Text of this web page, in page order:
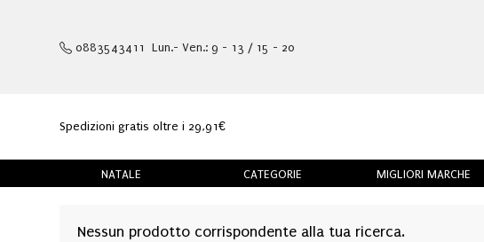
0883543411 Lun.- Ven.: 9 - 13 / 15 - 20
Spedizioni gratis oltre i 29,91€
NATALE CATEGORIE MIGLIORI MARCHE
Nessun prodotto corrispondente alla tua ricerca.